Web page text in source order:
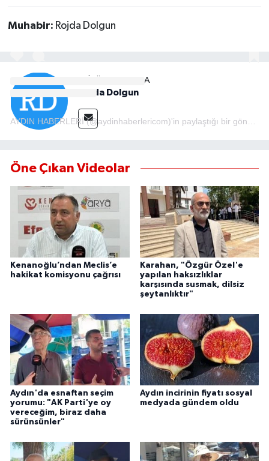
Muhabir: Rojda Dolgun
EDITÖR HAKKINDA
Rojda Dolgun
Öne Çıkan Videolar
Kenanoğlu’ndan Meclis’e
hakikat komisyonu çağrısı
Karahan, "Özgür Özel'e
yapılan haksızlıklar
karşısında susmak, dilsiz
şeytanlıktır"
Aydın'da esnaftan seçim
yorumu: "AK Parti'ye oy
vereceğim, biraz daha
sürünsünler"
Aydın incirinin fiyatı sosyal
medyada gündem oldu
GÜNDEM
KÜLTÜR SANAT
MAGAZİN
ŞİRKET HABERLERİ
SİYASET
SPOR
YAŞAM
YEREL
AFYON
AFYONKARAHİSAR
AYDIN